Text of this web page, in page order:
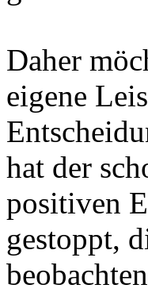
Daher
eigene
hat der
positiven
gestoppt,